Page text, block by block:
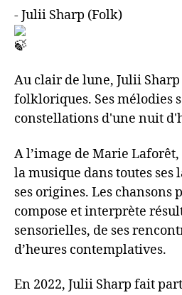
- Julii Sharp (Folk)
Au clair de lune, Julii Sharp
folkloriques. Ses mélodies
constellations d'une nuit
A l’image de Marie
la musique dans toutes ses
ses origines. Les chansons
compose et interprète
sensorielles, de ses
d’heures contemplatives.
En 2022, Julii Sharp fait